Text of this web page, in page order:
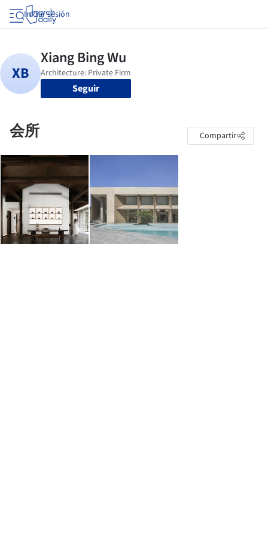
Iniciar sesión
Seguir
会所 Compartir